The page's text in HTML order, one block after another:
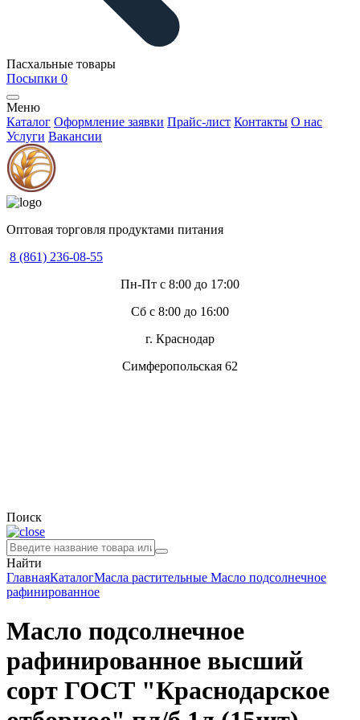
Пасхальные товары
Посыпки 0
Меню
Каталог Оформление заявки Прайс-лист Контакты О нас
Услуги Вакансии
Оптовая торговля продуктами питания
8 (861) 236-08-55
Пн-Пт с 8:00 до 17:00
Сб с 8:00 до 16:00
г. Краснодар
Симферопольская 62
Поиск
Найти
ГлавнаяКаталогМасла растительные Масло подсолнечное
рафинированное
Масло подсолнечное
рафинированное высший
сорт ГОСТ "Краснодарское